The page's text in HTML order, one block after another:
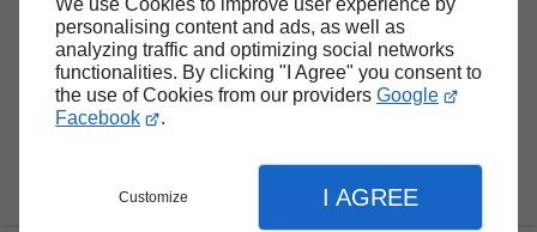
We use Cookies to improve user experience by
personalising content and ads, as well as
analyzing traffic and optimizing social networks
functionalities. By clicking "I Agree" you consent to
the use of Cookies from our providers Google
Facebook
.
Customize I AGREE
Haut de page